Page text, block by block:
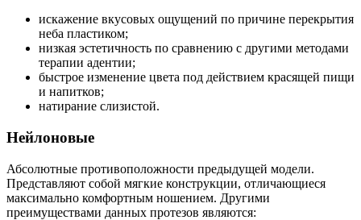
искажение вкусовых ощущений по причине перекрытия
неба пластиком;
низкая эстетичность по сравнению с другими методами
терапии адентии;
быстрое изменение цвета под действием красящей пищи
и напитков;
натирание слизистой.
Нейлоновые
Абсолютные противоположности предыдущей модели.
Представляют собой мягкие конструкции, отличающиеся
максимально комфортным ношением. Другими
преимуществами данных протезов являются: